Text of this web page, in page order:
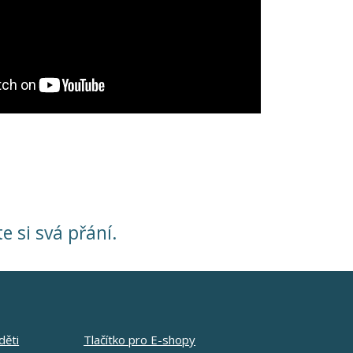
si svá přání.
Tlačítko pro E-shopy